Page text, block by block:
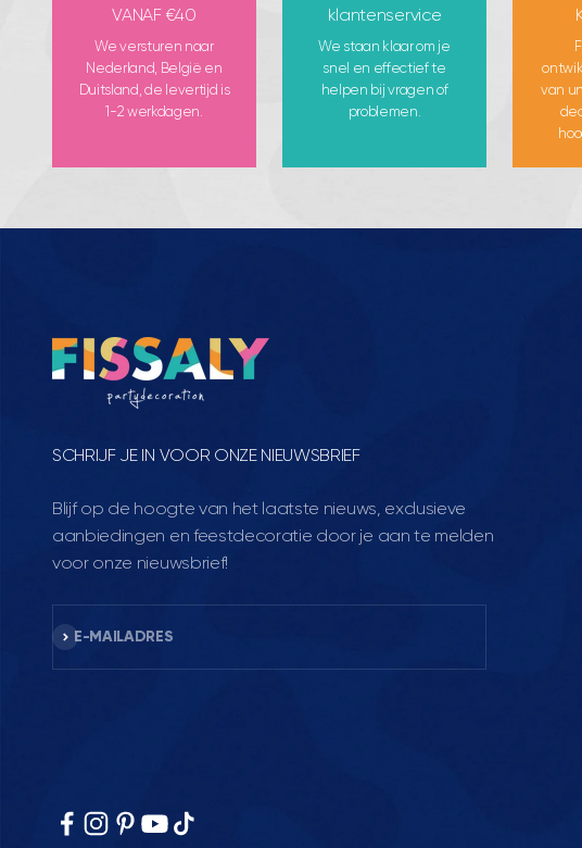
VANAF €40
We versturen naar
Nederland, België en
Duitsland, de levertijd is
1-2 werkdagen.
klantenservice
We staan klaar om je
snel en effectief te
helpen bij vragen of
problemen.
van
SCHRIJF JE IN VOOR ONZE NIEUWSBRIEF
Blijf op de hoogte van het laatste nieuws, exclusieve
aanbiedingen en feestdecoratie door je aan te melden
voor onze nieuwsbrief!
E-MAILADRES
Abonneren